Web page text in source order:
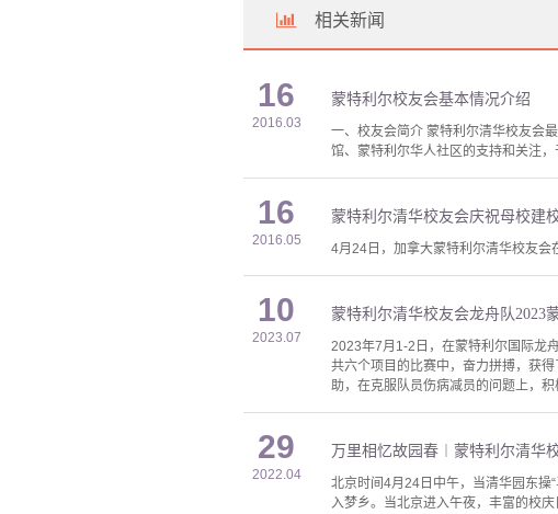
相关新闻
16
2016.03
蒙特利尔校友会基本情况介绍
一、校友会简介 蒙特利尔清华校友会
馆、蒙特利尔华人社区的支持和关注
16
2016.05
蒙特利尔清华校友会庆祝母校建
4月24日，加拿大蒙特利尔清华校友
10
2023.07
蒙特利尔清华校友会龙舟队2023
2023年7月1-2日，在蒙特利尔国际龙
共六个项目的比赛中，奋力拼搏，获
助，在克服队员伤病减员的问题上，
29
2022.04
万里相忆故园春︱蒙特利尔清华
北京时间4月24日中午，当清华园东操
入梦乡。当北京进入午夜，丰富的校